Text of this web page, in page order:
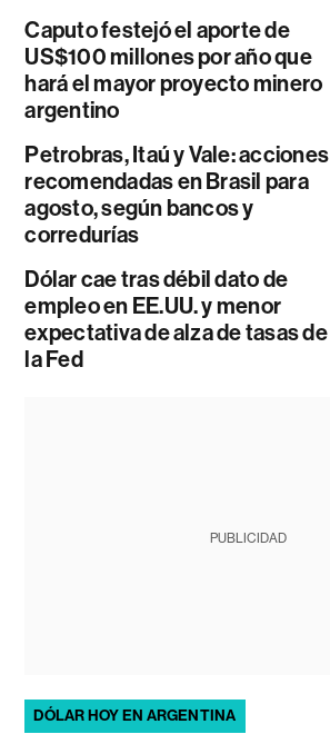
Caputo festejó el aporte de
US$100 millones por año que
hará el mayor proyecto minero
argentino
Petrobras, Itaú y Vale: acciones
recomendadas en Brasil para
agosto, según bancos y
corredurías
Dólar cae tras débil dato de
empleo en EE.UU. y menor
expectativa de alza de tasas de
la Fed
PUBLICIDAD
DÓLAR HOY EN ARGENTINA